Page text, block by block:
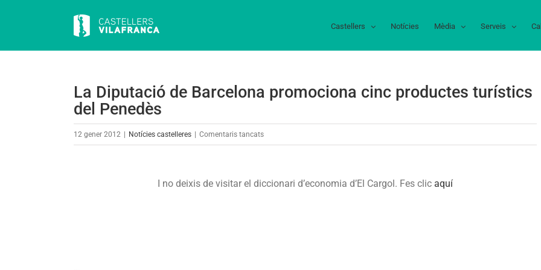
Castellers Notícies Mèdia Serveis
La Diputació de Barcelona promociona cinc productes turístics
del Penedès
12 gener 2012 Notícies castelleres Comentaris tancatsa
I no deixis de visitar el diccionari d’economia d’El Cargol. Fes clic aquí